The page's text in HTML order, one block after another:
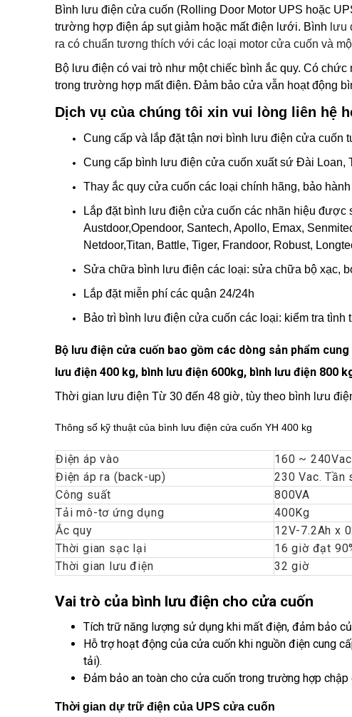
Bình lưu điện cửa cuốn (Rolling Door Motor UPS hoặc
trường hợp điện áp sụt giảm hoặc mất điện lưới. Bình lưu
ra có chuẩn tương thích với các loại motor cửa cuốn và
Bộ lưu điện có vai trò như một chiếc bình ắc quy. Có
trong trường hợp mất điện. Đảm bảo cửa vẫn hoạt động
Dịch vụ của chúng tôi xin vui lòng liên hệ
Cung cấp và lắp đặt tận nơi bình lưu điện cửa cuốn
Cung cấp bình lưu điện cửa cuốn xuất sứ Đài Loan,
Thay ắc quy cửa cuốn các loại chính hãng, bảo
Lắp đặt bình lưu điện cửa cuốn các nhãn hiệu được
Austdoor,Opendoor, Santech, Apollo, Emax,
Netdoor,Titan, Battle, Tiger, Frandoor, Robust,
Sửa chữa bình lưu điện các loại: sửa chữa bộ xạc,
Lắp đặt miễn phí các quận 24/24h
Bảo trì bình lưu điện cửa cuốn các loại: kiểm tra tình
Bộ lưu điện cửa cuốn bao gồm các dòng sản phẩm
lưu điện 400 kg, bình lưu điện 600kg, bình lưu điện 800
Thời gian lưu điện Từ 30 đến 48 giờ, tùy theo bình lưu
Thông số kỹ thuật của bình lưu điện cửa cuốn YH 400 kg
Điện áp vào
160 ~
Điện áp ra (back-up)
230 Vac. Tần
Công suất
800VA
Tải mô-tơ ứng dụng
400Kg
Ắc quy
12V-7.2Ah x
Thời gian sạc lại
16 giờ đạt
Thời gian lưu điện
32 giờ
Vai trò của bình lưu điện cho cửa cuốn
Tích trữ năng lượng sử dụng khi mất điện, đảm bảo
Hỗ trợ hoạt động của cửa cuốn khi nguồn điện cung
tải).
Đảm bảo an toàn cho cửa cuốn trong trường hợp
Thời gian dự trữ điện của UPS cửa cuốn